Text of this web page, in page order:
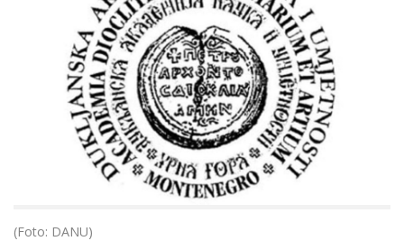
(Foto: DANU)